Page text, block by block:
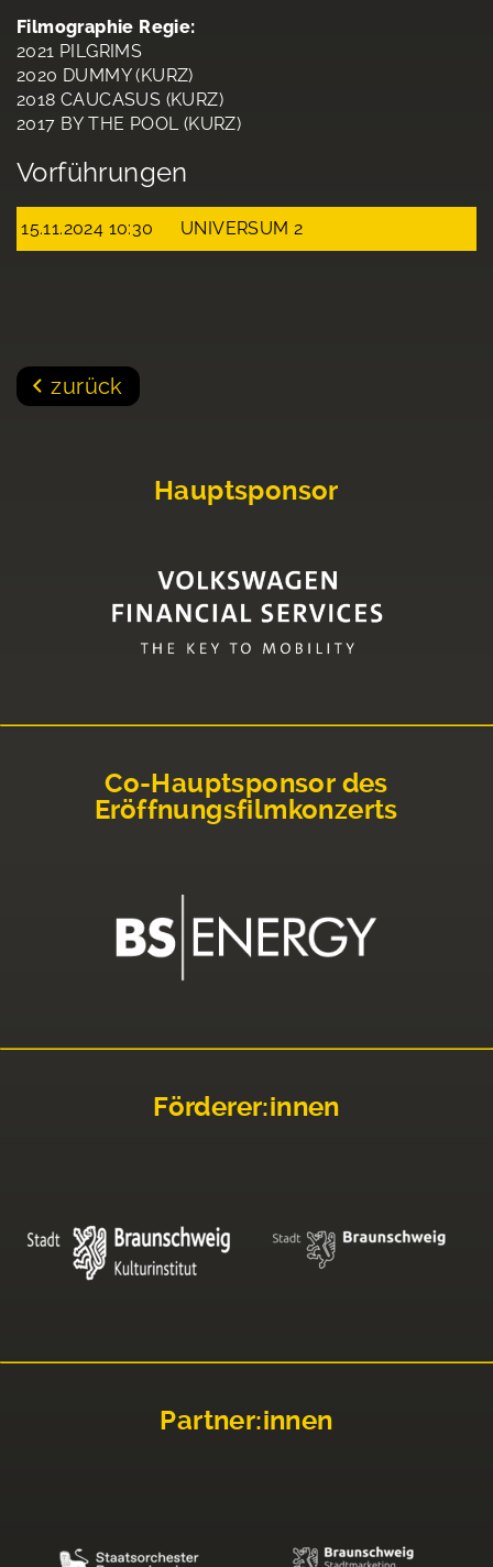
Filmographie Regie:
2021 PILGRIMS
2020 DUMMY (KURZ)
2018 CAUCASUS (KURZ)
2017 BY THE POOL (KURZ)
Vorführungen
15.11.2024 10:30 UNIVERSUM 2
zurück
Hauptsponsor
Co-Hauptsponsor des
Eröffnungsfilmkonzerts
Förderer:innen
Partner:innen